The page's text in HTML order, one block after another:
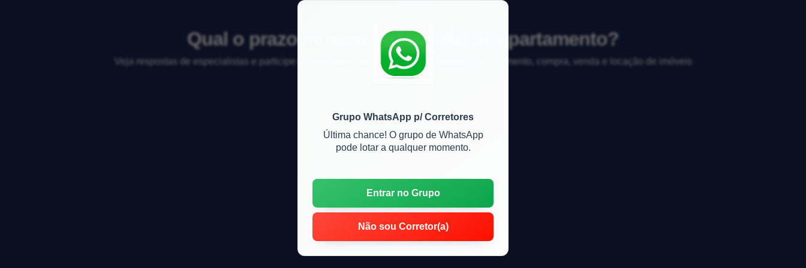
Grupo WhatsApp p/ Corretores
Última chance! O grupo de WhatsApp
pode lotar a qualquer momento.
Entrar no Grupo
Não sou Corretor(a)
Qual o prazo mínimo de locação de apartamento?
Veja respostas de especialistas e participe da discussão sobre mercado imobiliário, financiamento, compra, venda e locação de imóveis